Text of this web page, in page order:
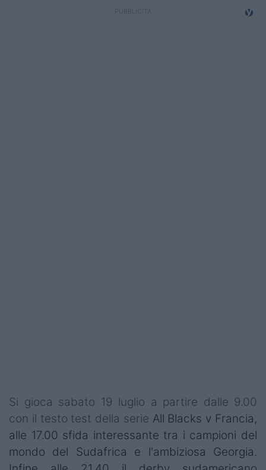
Si gioca sabato 19 luglio a partire dalle 9.00
con il testo test della serie All Blacks v Francia,
alle 17.00 sfida interessante tra i campioni del
mondo del Sudafrica e l'ambiziosa Georgia.